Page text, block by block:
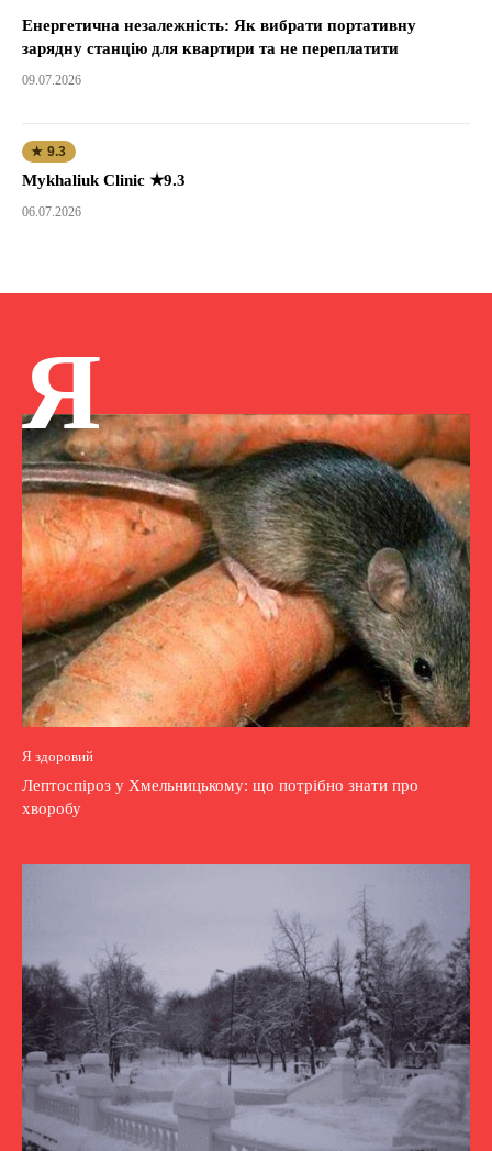
Енергетична незалежність: Як вибрати портативну
зарядну станцію для квартири та не переплатити
09.07.2026
★ 9.3
Mykhaliuk Clinic ★9.3
06.07.2026
Я
Я здоровий
Лептоспіроз у Хмельницькому: що потрібно знати про
хворобу